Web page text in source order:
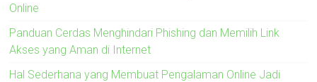
Online
Panduan Cerdas Menghindari Phishing dan Memilih Link
Akses yang Aman di Internet
Hal Sederhana yang Membuat Pengalaman Online Jadi